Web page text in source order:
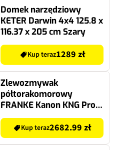
Domek narzędziowy
KETER Darwin 4x4 125.8 x
116.37 x 205 cm Szary
Kup teraz1289 zł
Zlewozmywak
półtorakomorowy
FRANKE Kanon KNG Pro
160-46-21 125.0749.677
Cappuccino 46x76
Kup teraz2682.99 zł